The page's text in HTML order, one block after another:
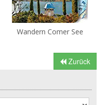
Wandern Comer See
Zurück